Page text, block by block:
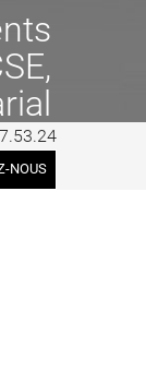
NOUS